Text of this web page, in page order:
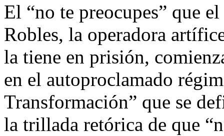
El “no te preocupes” que
Robles, la operadora
la tiene en prisión,
en el autoproclamado
Transformación” que se
la trillada retórica de que